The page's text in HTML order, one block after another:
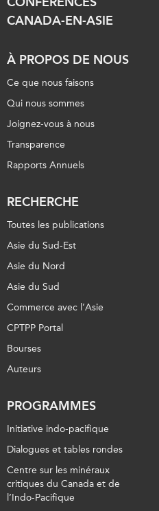
CANADA-EN-ASIE
À PROPOS DE NOUS
Ce que nous faisons
Qui nous sommes
Joignez-vous à nous
Transparence
Rapports Annuels
RECHERCHE
Toutes les publications
Asie du Sud-Est
Asie du Nord
Asie du Sud
Commerce avec l’Asie
CPTPP Portal
Bourses
Auteurs
PROGRAMMES
Initiative indo-pacifique
Dialogues et tables rondes
Centre sur les minéraux
critiques du Canada et de
l’Indo-Pacifique